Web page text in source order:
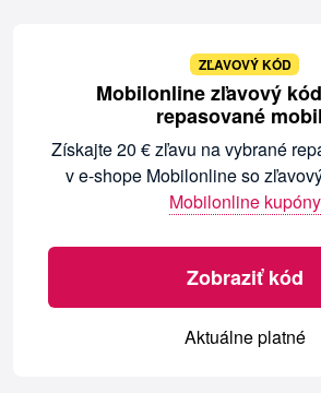
ZĽAVOVÝ KÓD
Mobilonline zľavový
repasované
Získajte 20 € zľavu na vybrané
v e-shope Mobilonline so
Mobilonline kupóny
Zobraziť kód
Aktuálne platné